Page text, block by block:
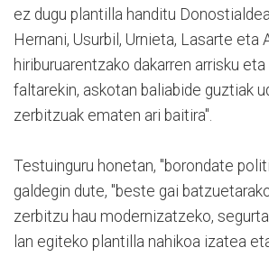
ez dugu plantilla handitu
Hernani, Usurbil, Urnieta, Lasarte eta
hiriburuarentzako dakarren arrisku
faltarekin, askotan baliabide guztiak
zerbitzuak ematen ari baitira".
Testuinguru honetan, "borondate
galdegin dute, "beste gai
zerbitzu hau modernizatzeko,
lan egiteko plantilla nahikoa izatea